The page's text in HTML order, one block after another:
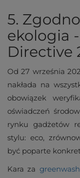
5.
ekologia
Directive
Od 27 września
nakłada na
obowiązek
oświadczeń
rynku gadżetów
stylu: eco,
być poparte
Kara za